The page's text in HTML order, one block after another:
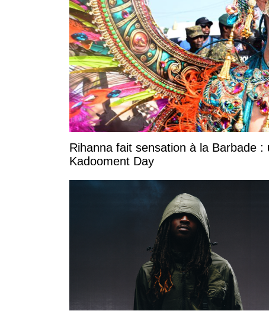
Rihanna fait sensation à la Barbade
Kadooment Day